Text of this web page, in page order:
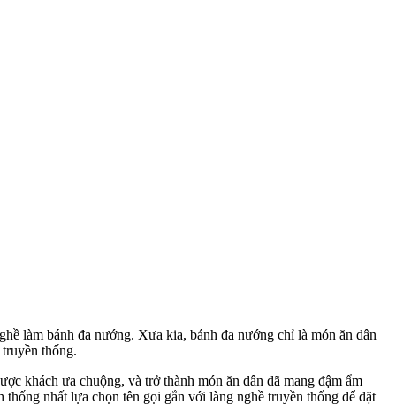
làm bánh đa nướng. Xưa kia, bánh đa nướng chỉ là món ăn dân
thống.
khách ưa chuộng, và trở thành món ăn dân dã mang đậm ẩm
nhất lựa chọn tên gọi gắn với làng nghề truyền thống để đặt